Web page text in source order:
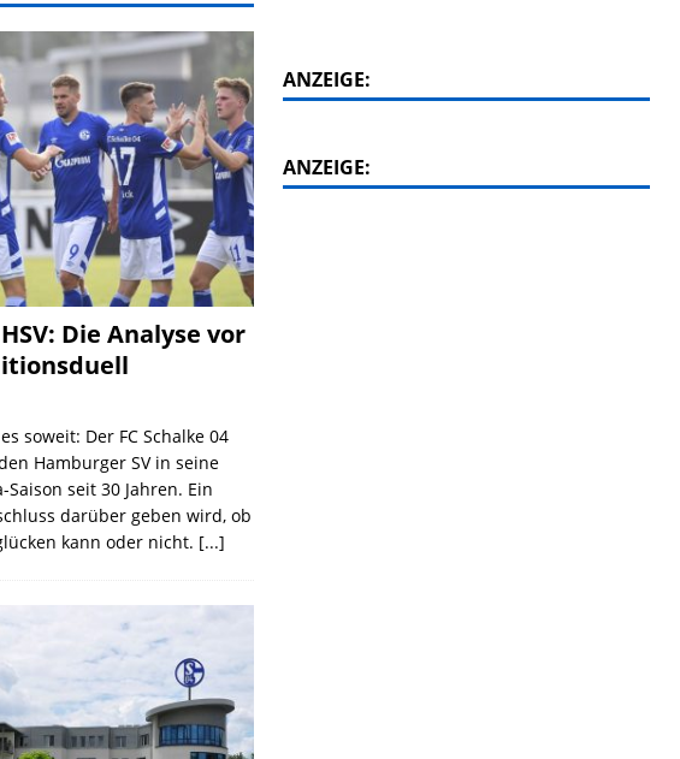
Die Analyse vor
soweit: Der FC Schalke 04
Hamburger SV in seine
seit 30 Jahren. Ein
darüber geben wird, ob
kann oder nicht. [...]
ANZEIGE:
ANZEIGE: